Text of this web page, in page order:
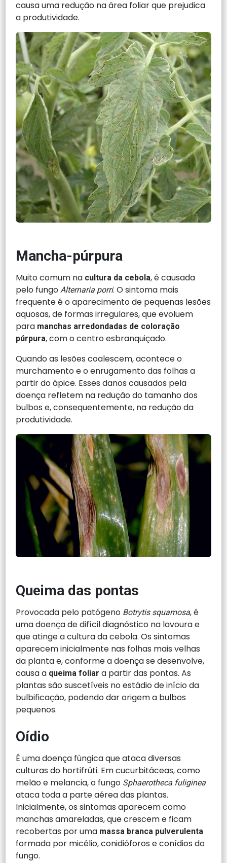
causa uma redução na área foliar que prejudica
a produtividade.
Mancha-púrpura
Muito comum na cultura da cebola, é causada
pelo fungoAlternaria porri. O sintoma mais
frequente é o aparecimento de pequenas lesões
aquosas, de formas irregulares, que evoluem
para manchas arredondadas de coloração
púrpura, com o centro esbranquiçado.
Quando as lesões coalescem, acontece o
murchamento e o enrugamento das folhas a
partir do ápice. Esses danos causados pela
doença refletem na redução do tamanho dos
bulbos e, consequentemente, na redução da
produtividade.
Queima das pontas
Provocada pelo patógeno Botrytis squamosa, é
uma doença de difícil diagnóstico na lavoura e
que atinge a cultura da cebola. Os sintomas
aparecem inicialmente nas folhas mais velhas
da planta e, conforme a doença se desenvolve,
causa a queima foliar a partir das pontas. As
plantas são suscetíveis no estádio de início da
bulbificação, podendo dar origem a bulbos
pequenos.
Oídio
É uma doença fúngica que ataca diversas
culturas do hortifrúti. Em cucurbitáceas, como
melão e melancia, o fungo Sphaerotheca fuliginea
ataca toda a parte aérea das plantas.
Inicialmente, os sintomas aparecem como
manchas amareladas, que crescem e ficam
recobertas por uma massa branca pulverulenta
formada por micélio, conidióforos e conídios do
fungo.